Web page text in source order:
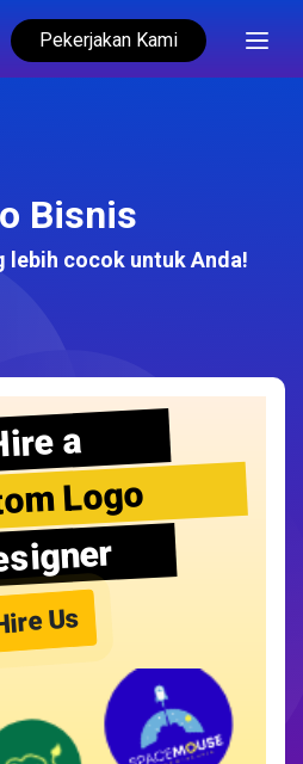
Pekerjakan Kami
Bisnis
lebih cocok untuk Anda!
a
Logo
Us